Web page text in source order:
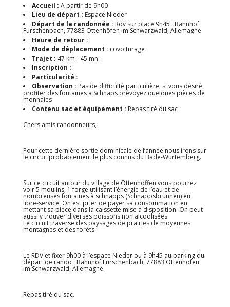
Accueil : A partir de 9h00
Lieu de départ : Espace Nieder
Départ de la randonnée : Rdv sur place 9h45 : Bahnhof
Furschenbach, 77883 Ottenhöfen im Schwarzwald, Allemagne
Heure de retour :
Mode de déplacement : covoiturage
Trajet : 47 km - 45 mn.
Inscription :
Particularité :
Observation : Pas de difficulté particulière, si vous désiré
profiter des fontaines a Schnaps prévoyez quelques pièces de
monnaies
Contenu sac et équipement : Repas tiré du sac
Chers amis randonneurs,
Pour cette dernière sortie dominicale de l’année nous irons sur
le circuit probablement le plus connus du Bade-Wurtemberg.
Sur ce circuit autour du village de Ottenhöffen vous pourrez
voir 5 moulins, 1 forge utilisant l’énergie de l’eau et de
nombreuses fontaines à schnapps (Schnappsbrunnen) en
libre-service. On est prier de payer sa consommation en
mettant sa pièce dans la caissette mise à disposition. On peut
aussi y trouver diverses boissons non alcoolisées.
Le circuit traverse des paysages de prairies de moyennes
montagnes et des forêts.
Le RDV et fixer 9h00 à l’espace Nieder ou à 9h45 au parking du
départ de rando : Bahnhof Furschenbach, 77883 Ottenhöfen
im Schwarzwald, Allemagne.
Repas tiré du sac.